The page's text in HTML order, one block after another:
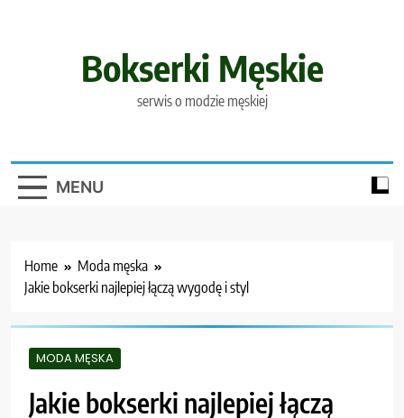
Bokserki Męskie
serwis o modzie męskiej
MENU
Home
Moda męska
Jakie bokserki najlepiej łączą wygodę i styl
MODA MĘSKA
Jakie bokserki najlepiej łączą